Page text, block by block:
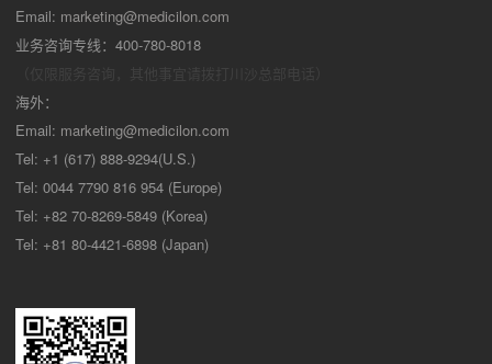
Email: marketing@medicilon.com
业务咨询专线：400-780-8018
海外：
Email: marketing@medicilon.com
Tel: +1 (617) 888-9294(U.S.)
Tel: 0044 7790 816 954 (Europe)
Tel: +82 70-8269-5849 (Korea)
Tel: +81 80-4421-6898 (Japan)